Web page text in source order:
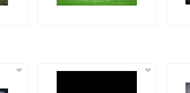
❤ ❤